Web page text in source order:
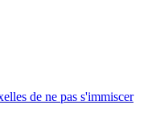
de ne pas s'immiscer